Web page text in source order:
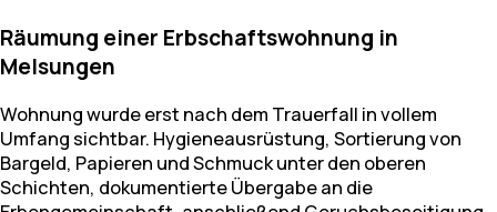
Räumung einer Erbschaftswohnung in
Melsungen
Wohnung wurde erst nach dem Trauerfall in vollem
Umfang sichtbar. Hygieneausrüstung, Sortierung von
Bargeld, Papieren und Schmuck unter den oberen
Schichten, dokumentierte Übergabe an die